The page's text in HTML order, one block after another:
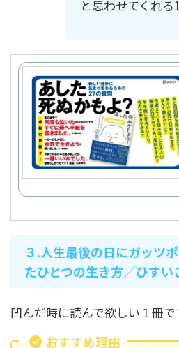
と思わせてくれる
３.人生最後の日にガッツ
たひとつの生き方／ひすい
凹んだ時に読んで欲しい１冊で
おすすめ理由